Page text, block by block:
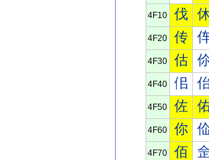
4F10 伐
4F20 传
4F30 估
4F40 佀
4F50 佐
4F60 你
4F70 佰